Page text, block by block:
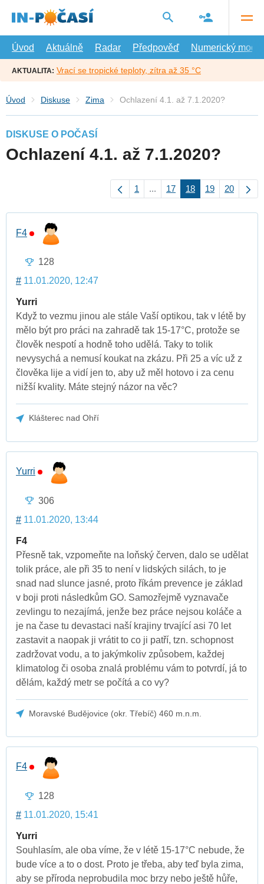
hlavní
Úvod
Aktuálně Radar Předpověď Numerický model
AKTUALITA: Vrací se tropické teploty, zítra až 35 °C
Úvod Diskuse Zima Ochlazení 4.1. až 7.1.2020?
DISKUSE O POČASÍ
Ochlazení 4.1. až 7.1.2020?
1 ... 17 18 19 20
F4
128
# 11.01.2020, 12:47
Yurri
Když to vezmu jinou ale stále Vaší optikou, tak v létě by
mělo být pro práci na zahradě tak 15-17°C, protože se
člověk nespotí a hodně toho udělá. Taky to tolik
nevysychá a nemusí koukat na zkázu. Při 25 a víc už z
člověka lije a vidí jen to, aby už měl hotovo i za cenu
nižší kvality. Máte stejný názor na věc?
Klášterec nad Ohří
Yurri
306
# 11.01.2020, 13:44
F4
Přesně tak, vzpomeňte na loňský červen, dalo se udělat
tolik práce, ale při 35 to není v lidských silách, to je
snad nad slunce jasné, proto říkám prevence je základ
v boji proti následkům GO. Samozřejmě vyznavače
zevlingu to nezajímá, jenže bez práce nejsou koláče a
je na čase tu devastaci naší krajiny trvající asi 70 let
zastavit a naopak ji vrátit to co ji patří, tzn. schopnost
zadržovat vodu, a to jakýmkoliv způsobem, každej
klimatolog či osoba znalá problému vám to potvrdí, já to
dělám, každý metr se počítá a co vy?
Moravské Budějovice (okr. Třebíč) 460 m.n.m.
F4
128
# 11.01.2020, 15:41
Yurri
Souhlasím, ale oba víme, že v létě 15-17°C nebude, že
bude více a to o dost. Proto je třeba, aby teď byla zima,
aby se příroda neprobudila moc brzy nebo ještě hůře,